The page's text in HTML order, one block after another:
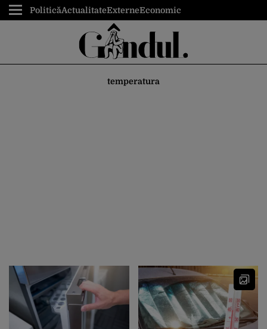
PoliticăActualitateExterneEconomic
temperatura